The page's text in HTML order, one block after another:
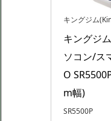
キングジム
キングジ
ソコン/ス
O
m幅)
SR5500P